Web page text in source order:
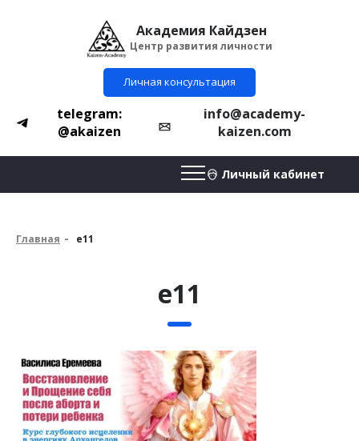
Академия Кайдзен
Центр развития личности
Личная консультация
telegram:
@akaizen
info@academy-
kaizen.com
Личный кабинет
Главная e11
e11